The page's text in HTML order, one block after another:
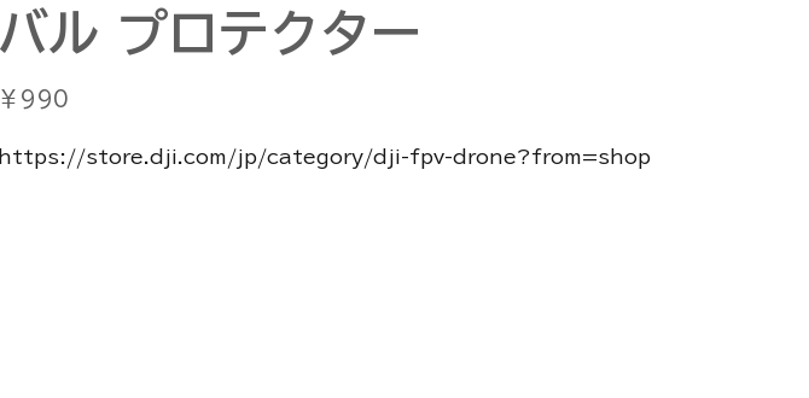
バル プロテクター
格
￥990
https://store.dji.com/jp/category/dji-fpv-drone?from=shop